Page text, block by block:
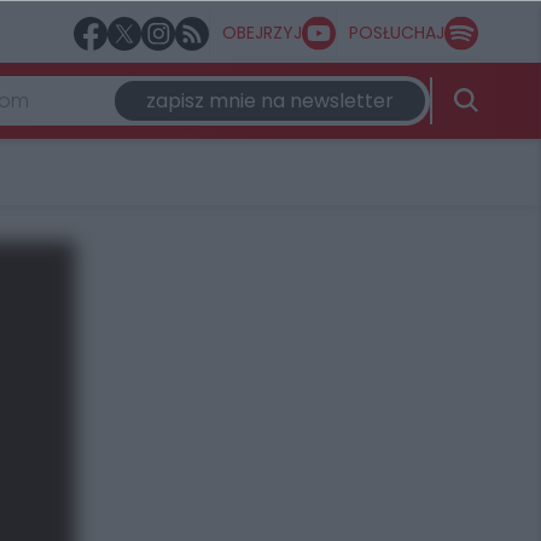
OBEJRZYJ POSŁUCHAJ
zapisz mnie na newsletter